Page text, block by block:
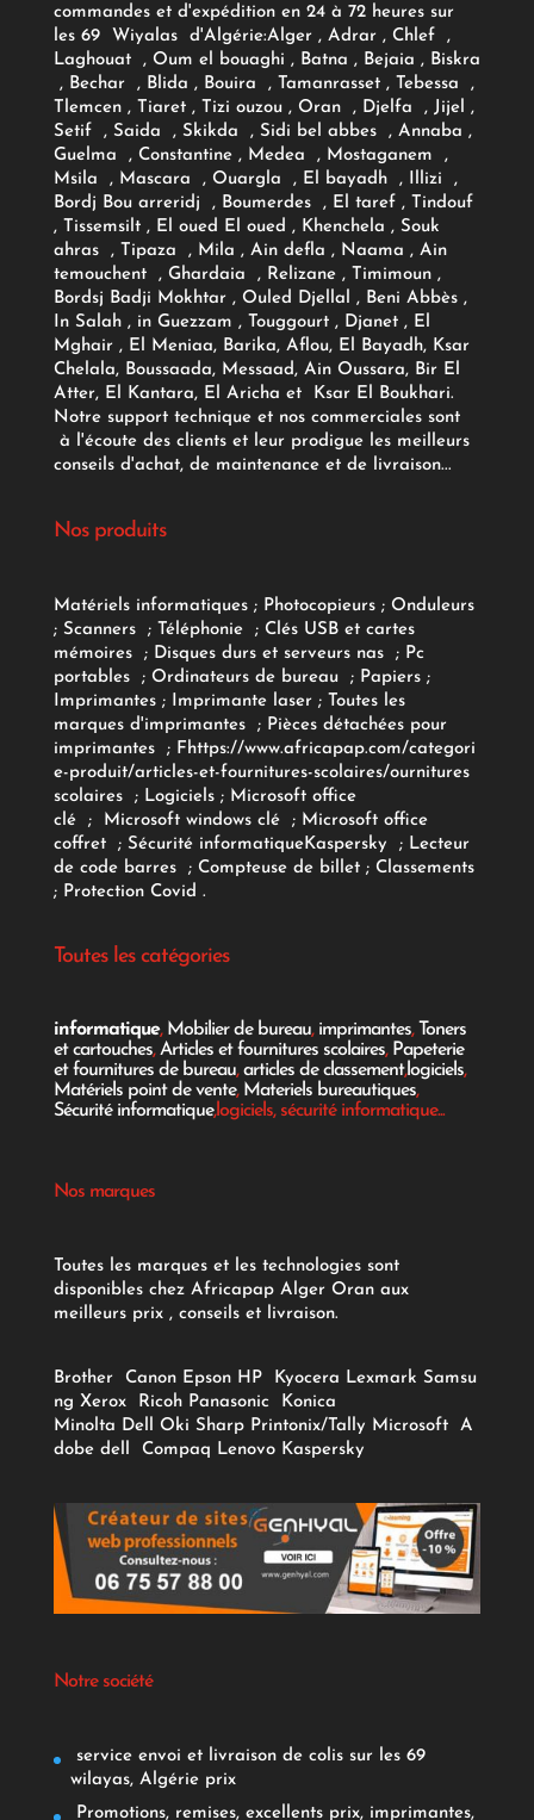
commandes et d'expédition en 24 à 72 heures sur
les 69 Wiyalas d'Algérie:Alger , Adrar, Chlef ,
Laghouat , Oum el bouaghi , Batna , Bejaia , Biskra
, Bechar , Blida , Bouira , Tamanrasset , Tebessa ,
Tlemcen , Tiaret , Tizi ouzou , Oran , Djelfa , Jijel ,
Setif , Saida , Skikda , Sidi bel abbes , Annaba ,
Guelma , Constantine , Medea , Mostaganem ,
Msila , Mascara , Ouargla , El bayadh , Illizi ,
Bordj Bou arreridj , Boumerdes , El taref , Tindouf
, Tissemsilt , El oued El oued , Khenchela , Souk
ahras , Tipaza , Mila , Ain defla , Naama , Ain
temouchent , Ghardaia , Relizane , Timimoun ,
Bordsj Badji Mokhtar , Ouled Djellal , Beni Abbès ,
In Salah , in Guezzam , Touggourt , Djanet , El
Mghair , El Meniaa, Barika, Aflou, El Bayadh, Ksar
Chelala, Boussaada, Messaad, Ain Oussara, Bir El
Atter, El Kantara, El Aricha et Ksar El Boukhari.
Notre support technique et nos commerciales sont
à l'écoute des clients et leur prodigue les meilleurs
conseils d'achat, de maintenance et de livraison...
Nos produits
Matériels informatiques; Photocopieurs; Onduleurs
; Scanners ; Téléphonie ; Clés USB et cartes
mémoires
; Disques durs et serveurs nas ; Pc
portables
; Ordinateurs de bureau ; Papiers;
Imprimantes;Imprimante laser; Toutes les
marques d'imprimantes
; Pièces détachées pour
imprimantes
; F https://www.africapap.com/categori
e-produit/articles-et-fournitures-scolaires/ournitures
scolaires; Logiciels ; Microsoft office
clé
; Microsoft windows clé; Microsoft office
coffret ; Sécurité informatiqueKaspersky ; Lecteur
de code barres
; Compteuse de billet; Classements
; Protection Covid .
Toutes les catégories
informatique, Mobilier de bureau, imprimantes, Toners
et cartouches,Articles et fournitures scolaires, Papeterie
et fournitures de bureau,articles de classement,logiciels,
Matériels point de vente, Materiels bureautiques,
Sécurité informatique,logiciels, sécurité informatique...
Nos marques
Toutes les marques et les technologies sont
disponibles chez Africapap Alger Oran aux
meilleurs prix , conseils et livraison.
Brother Canon Epson HP Kyocera Lexmark Samsu
ng Xerox Ricoh Panasonic
Konica
Minolta Dell Oki Sharp Printonix/Tally Microsoft
A
dobe dell Compaq Lenovo Kaspersky
Notre société
service envoi et livraison de colis sur les 69
wilayas, Algérie prix
Promotions, remises, excellents prix, imprimantes,